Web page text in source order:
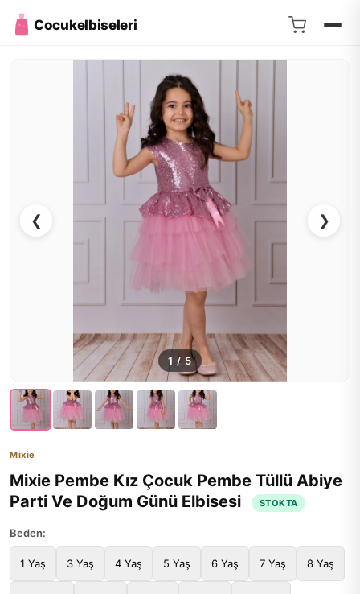
Cocukelbiseleri
❮ ❯
1 / 5
Mixie
Mixie Pembe Kız Çocuk Pembe Tüllü Abiye
Parti Ve Doğum Günü Elbisesi
STOKTA
Beden:
1 Yaş 3 Yaş 4 Yaş 5 Yaş 6 Yaş 7 Yaş 8 Yaş